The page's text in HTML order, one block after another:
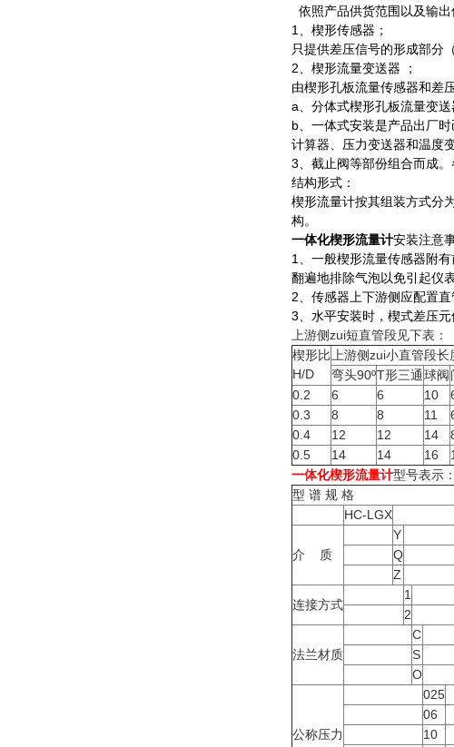
依照产品供货范围以及输
1、楔形传感器；
只提供差压信号的形成部分
2、楔形流量变送器 ；
由楔形孔板流量传感器和差
a、分体式楔形孔板流量变
b、一体式安装是产品出厂
计算器、压力变送器和温度变
3、截止阀等部份组合而成
结构形式：
楔形流量计按其组装方式分
构。
一体化楔形流量计安装注意
1、一般楔形流量传感器附
翻遍地排除气泡以免引起仪
2、传感器上下游侧应配置
3、水平安装时，楔式差压
上游侧zui短直管段见下表：
楔形比
H/D
上游侧zui小直管段长
弯头90ºT形三通球阀
0.2
6 6 10
0.3
8 8 11
0.4
12 12 14
0.5
14 14 16
一体化楔形流量计型号表示：
型 谱 规 格
HC-LGX
介 质
Y
Q
Z
连接方式
1
2
法兰材质
C
S
O
公称压力
025
06
10